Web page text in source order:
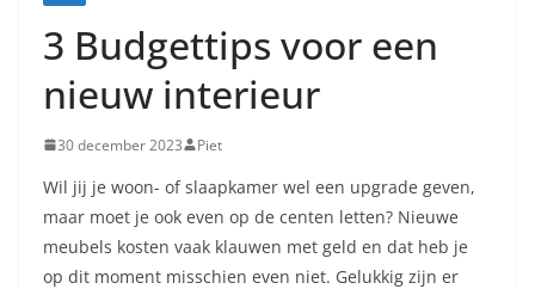
3 Budgettips voor een
nieuw interieur
30 december 2023 Piet
Wil jij je woon- of slaapkamer wel een upgrade geven,
maar moet je ook even op de centen letten? Nieuwe
meubels kosten vaak klauwen met geld en dat heb je
op dit moment misschien even niet. Gelukkig zijn er